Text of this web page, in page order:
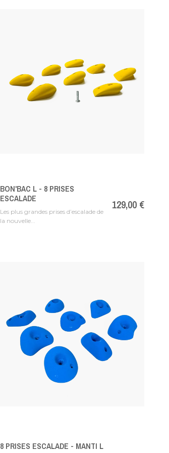
BON'BAC L - 8 PRISES
ESCALADE
Les plus grandes prises d’escalade de
la nouvelle...
Prix
129,00 €
8 PRISES ESCALADE - MANTI L